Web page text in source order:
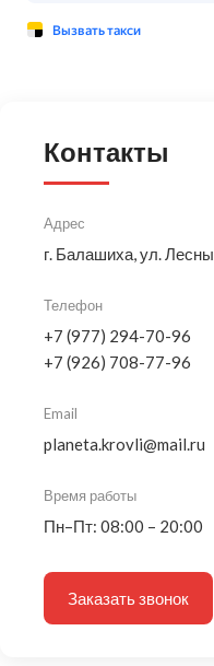
Контакты
Адрес
г. Балашиха, ул.
Телефон
+7 (977) 294-70-96
+7 (926) 708-77-96
Email
planeta.krovli@mail.ru
Время работы
Пн–Пт: 08:00 – 20:00
Заказать звонок